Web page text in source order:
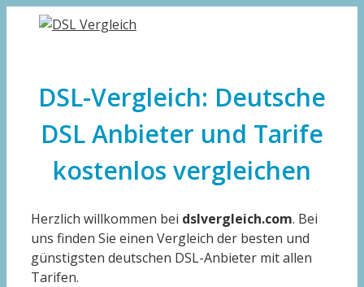
DSL-Vergleich: Deutsche
DSL Anbieter und Tarife
kostenlos vergleichen
Herzlich willkommen bei dslvergleich.com. Bei
uns finden Sie einen Vergleich der besten und
günstigsten deutschen DSL-Anbieter mit allen
Tarifen.